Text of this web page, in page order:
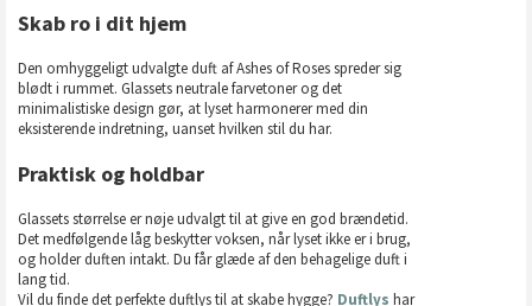
Skab ro i dit hjem
Den omhyggeligt udvalgte duft af Ashes of Roses spreder sig
blødt i rummet. Glassets neutrale farvetoner og det
minimalistiske design gør, at lyset harmonerer med din
eksisterende indretning, uanset hvilken stil du har.
Praktisk og holdbar
Glassets størrelse er nøje udvalgt til at give en god brændetid.
Det medfølgende låg beskytter voksen, når lyset ikke er i brug,
og holder duften intakt. Du får glæde af den behagelige duft i
lang tid.
Vil du finde det perfekte duftlys til at skabe hygge? Duftlys har